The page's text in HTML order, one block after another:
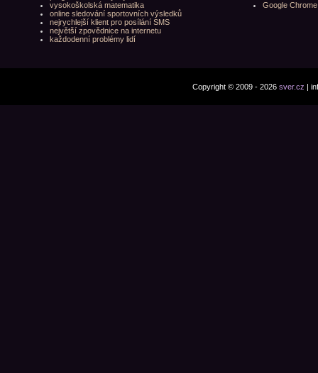
vysokoškolská matematika
online sledování sportovních výsledků
nejrychlejší klient pro posílání SMS
největší zpovědnice na internetu
každodenní problémy lidí
Google Chrome
Copyright © 2009 - 2026 sver.cz |